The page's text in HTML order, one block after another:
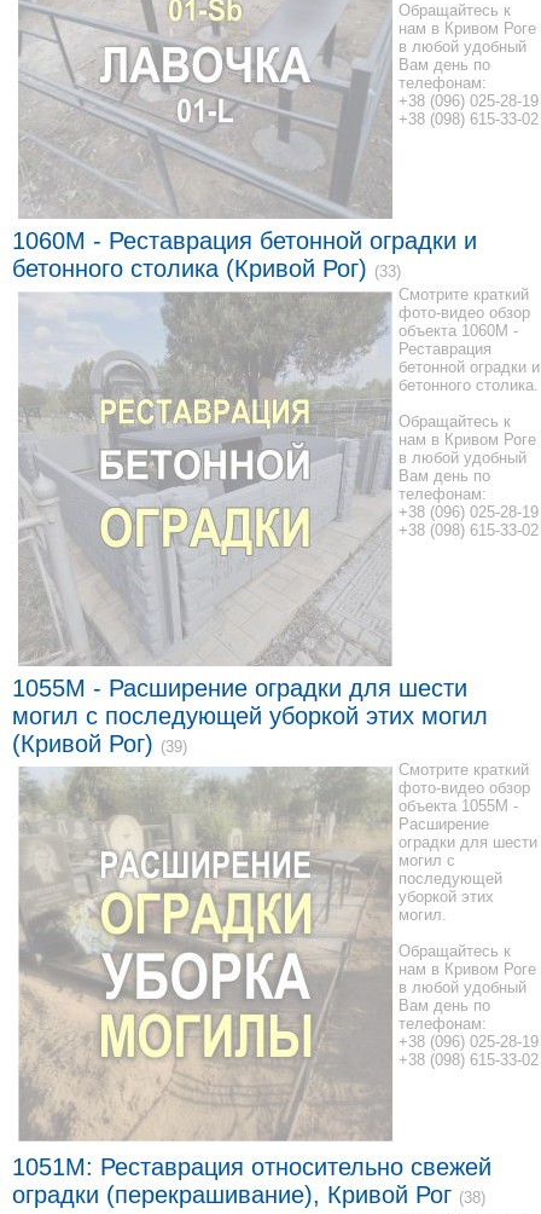
Обращайтесь к
нам в Кривом Роге
в любой удобный
Вам день по
телефонам:
+38 (096) 025-28-19
+38 (098) 615-33-02
1060M - Реставрация бетонной оградки и
бетонного столика (Кривой Рог) (33)
Смотрите краткий
фото-видео обзор
объекта 1060M -
Реставрация
бетонной оградки и
бетонного столика.
Обращайтесь к
нам в Кривом Роге
в любой удобный
Вам день по
телефонам:
+38 (096) 025-28-19
+38 (098) 615-33-02
1055M - Расширение оградки для шести
могил с последующей уборкой этих могил
(Кривой Рог) (39)
Смотрите краткий
фото-видео обзор
объекта 1055M -
Расширение
оградки для шести
могил с
последующей
уборкой этих
могил.
Обращайтесь к
нам в Кривом Роге
в любой удобный
Вам день по
телефонам:
+38 (096) 025-28-19
+38 (098) 615-33-02
1051M: Реставрация относительно свежей
оградки (перекрашивание), Кривой Рог (38)